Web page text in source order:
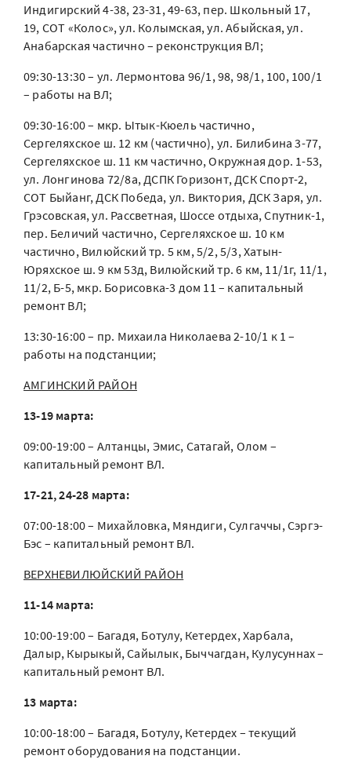
Индигирский 4-38, 23-31, 49-63, пер. Школьный 17,
19, СОТ «Колос», ул. Колымская, ул. Абыйская, ул.
Анабарская частично – реконструкция ВЛ;
09:30-13:30 – ул. Лермонтова 96/1, 98, 98/1, 100, 100/1
– работы на ВЛ;
09:30-16:00 – мкр. Ытык-Кюель частично,
Сергеляхское ш. 12 км (частично), ул. Билибина 3-77,
Сергеляхское ш. 11 км частично, Окружная дор. 1-53,
ул. Лонгинова 72/8а, ДСПК Горизонт, ДСК Спорт-2,
СОТ Быйанг, ДСК Победа, ул. Виктория, ДСК Заря, ул.
Грэсовская, ул. Рассветная, Шоссе отдыха, Спутник-1,
пер. Беличий частично, Сергеляхское ш. 10 км
частично, Вилюйский тр. 5 км, 5/2, 5/3, Хатын-
Юряхское ш. 9 км 53д, Вилюйский тр. 6 км, 11/1г, 11/1,
11/2, Б-5, мкр. Борисовка-3 дом 11 – капитальный
ремонт ВЛ;
13:30-16:00 – пр. Михаила Николаева 2-10/1 к 1 –
работы на подстанции;
АМГИНСКИЙ РАЙОН
13-19 марта:
09:00-19:00 – Алтанцы, Эмис, Сатагай, Олом –
капитальный ремонт ВЛ.
17-21, 24-28 марта:
07:00-18:00 – Михайловка, Мяндиги, Сулгаччы, Сэргэ-
Бэс – капитальный ремонт ВЛ.
ВЕРХНЕВИЛЮЙСКИЙ РАЙОН
11-14 марта:
10:00-19:00 – Багадя, Ботулу, Кетердех, Харбала,
Далыр, Кырыкый, Сайылык, Быччагдан, Кулусуннах –
капитальный ремонт ВЛ.
13 марта:
10:00-18:00 – Багадя, Ботулу, Кетердех – текущий
ремонт оборудования на подстанции.